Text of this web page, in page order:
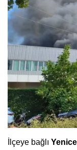
İlçeye bağlı